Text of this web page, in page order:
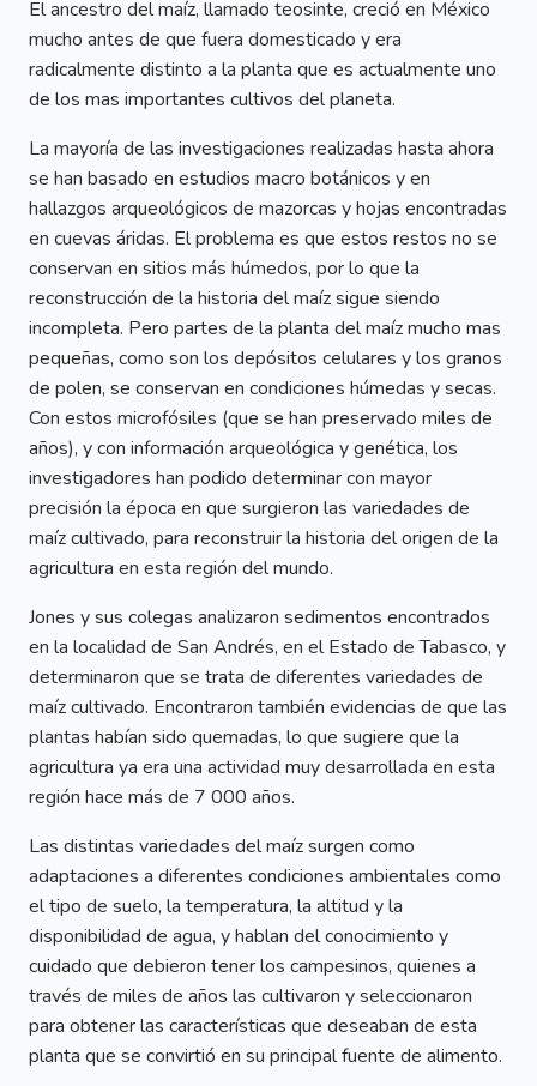
El ancestro del maíz, llamado teosinte, creció en México
mucho antes de que fuera domesticado y era
radicalmente distinto a la planta que es actualmente uno
de los mas importantes cultivos del planeta.
La mayoría de las investigaciones realizadas hasta ahora
se han basado en estudios macro botánicos y en
hallazgos arqueológicos de mazorcas y hojas encontradas
en cuevas áridas. El problema es que estos restos no se
conservan en sitios más húmedos, por lo que la
reconstrucción de la historia del maíz sigue siendo
incompleta. Pero partes de la planta del maíz mucho mas
pequeñas, como son los depósitos celulares y los granos
de polen, se conservan en condiciones húmedas y secas.
Con estos microfósiles (que se han preservado miles de
años), y con información arqueológica y genética, los
investigadores han podido determinar con mayor
precisión la época en que surgieron las variedades de
maíz cultivado, para reconstruir la historia del origen de la
agricultura en esta región del mundo.
Jones y sus colegas analizaron sedimentos encontrados
en la localidad de San Andrés, en el Estado de Tabasco, y
determinaron que se trata de diferentes variedades de
maíz cultivado. Encontraron también evidencias de que las
plantas habían sido quemadas, lo que sugiere que la
agricultura ya era una actividad muy desarrollada en esta
región hace más de 7 000 años.
Las distintas variedades del maíz surgen como
adaptaciones a diferentes condiciones ambientales como
el tipo de suelo, la temperatura, la altitud y la
disponibilidad de agua, y hablan del conocimiento y
cuidado que debieron tener los campesinos, quienes a
través de miles de años las cultivaron y seleccionaron
para obtener las características que deseaban de esta
planta que se convirtió en su principal fuente de alimento.